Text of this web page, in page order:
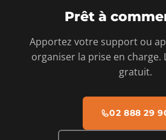
Prêt à
Apportez votre support ou
organiser la prise en charge.
gratuit.
02 888 29